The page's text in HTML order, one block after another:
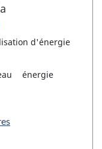
d'énergie
énergie